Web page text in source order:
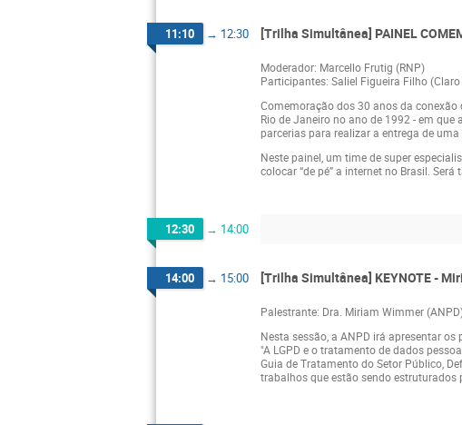
11:10 → 12:30 [Trilha Simultânea] PAINEL
Moderador: Marcello Frutig (RNP)
Participantes: Saliel Figueira Filho
Comemoração dos 30 anos da conexão
Rio de Janeiro no ano de 1992 - em
parcerias para realizar a entrega de
Neste painel, um time de super
colocar “de pé” a internet no Brasil.
12:30 → 14:00
14:00 → 15:00 [Trilha Simultânea] KEYNOTE -
Palestrante: Dra. Miriam Wimmer
Nesta sessão, a ANPD irá apresentar
"A LGPD e o tratamento de dados
Guia de Tratamento do Setor Público,
trabalhos que estão sendo estruturados